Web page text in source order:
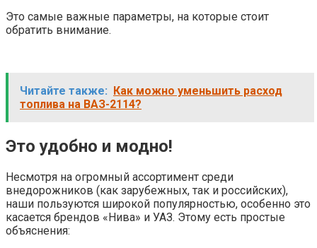
Это самые важные параметры, на которые стоит
обратить внимание.
Читайте также:
Как можно уменьшить расход
топлива на ВАЗ-2114?
Это удобно и модно!
Несмотря на огромный ассортимент среди
внедорожников (как зарубежных, так и российских),
наши пользуются широкой популярностью, особенно это
касается брендов «Нива» и УАЗ. Этому есть простые
объяснения: